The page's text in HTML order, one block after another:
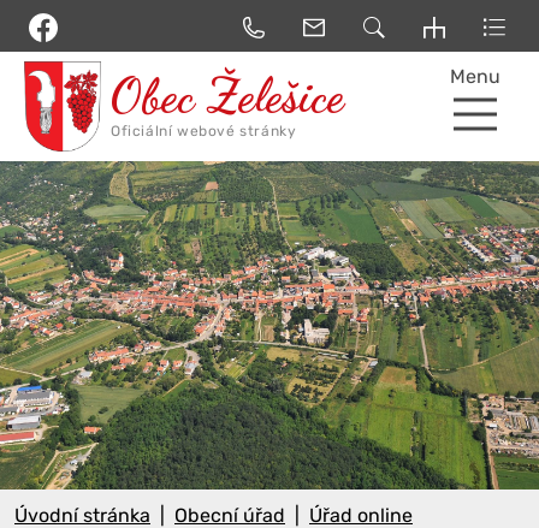
Menu
Úvodní stránka Obecní úřad
Úřad online